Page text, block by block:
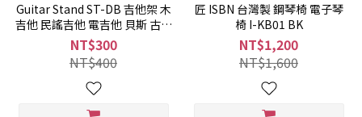
Guitar Stand ST-DB 吉他架 木
吉他 民謠吉他 電吉他 貝斯 古典
吉他
NT$300
NT$400
匠 ISBN 台灣製 鋼琴椅 電子琴
椅 I-KB01 BK
NT$1,200
NT$1,600